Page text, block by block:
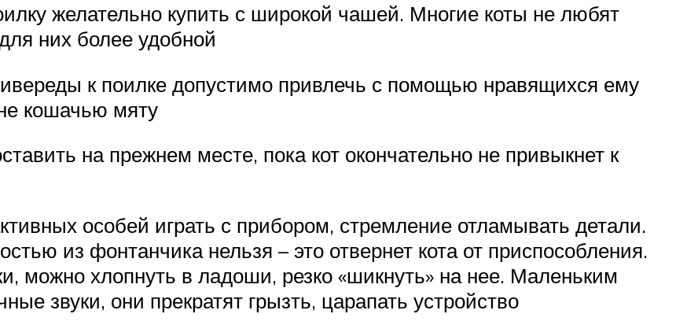
желательно купить с широкой чашей. Многие коты не любят
них более удобной
к поилке допустимо привлечь с помощью нравящихся ему
кошачью мяту
на прежнем месте, пока кот окончательно не привыкнет к
особей играть с прибором, стремление отламывать детали.
из фонтанчика нельзя – это отвернет кота от приспособления.
можно хлопнуть в ладоши, резко «шикнуть» на нее. Маленьким
звуки, они прекратят грызть, царапать устройство